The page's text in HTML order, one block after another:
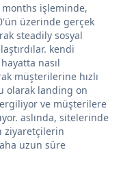
months işleminde,
üzerinde gerçek
steadily sosyal
kendi
nasıl
müşterilerine hızlı
olarak landing on
ve müşterilere
aslında, sitelerinde
ziyaretçilerin
uzun süre